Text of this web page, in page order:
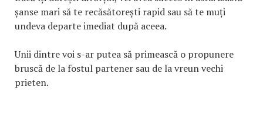
șanse mari să te recăsătorești rapid sau să te muți
undeva departe imediat după aceea.
Unii dintre voi s-ar putea să primească o propunere
bruscă de la fostul partener sau de la vreun vechi
prieten.